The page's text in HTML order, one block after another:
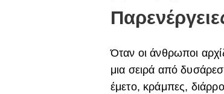
Όταν οι άνθρωποι
μια σειρά από
έμετο, κράμπες,